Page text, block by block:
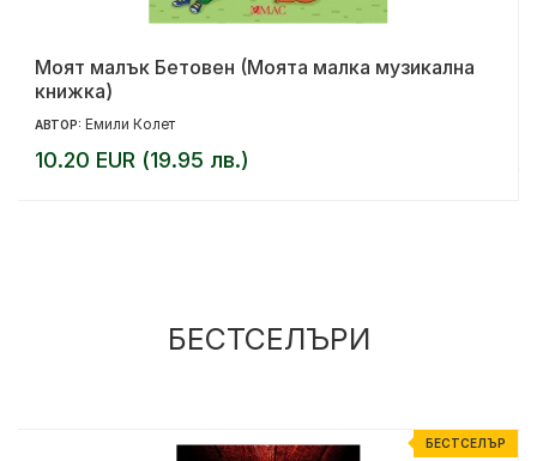
Моят малък Бетовен (Моята малка музикална
книжка)
АВТОР: Емили Колет
10.20 EUR (19.95 лв.)
БЕСТСЕЛЪРИ
БЕСТСЕЛЪР